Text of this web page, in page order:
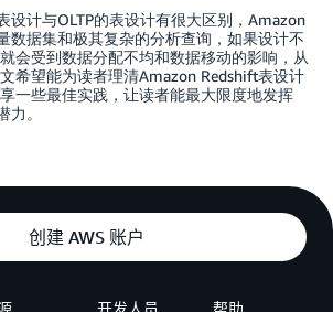
设计与OLTP的表设计有很大区别，Amazon
数据集和极其复杂的分析查询，如果设计不
会受到数据分配不均和数据移动的影响，从
希望能为读者理清Amazon Redshift表设计
一些最佳实践，让读者能最大限度地发挥
。
创建 AWS 账户